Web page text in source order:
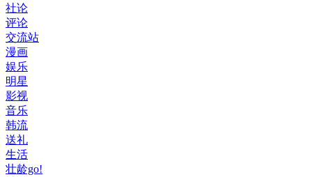
社论
评论
交流站
漫画
娱乐
明星
影视
音乐
韩流
送礼
生活
壮龄go!